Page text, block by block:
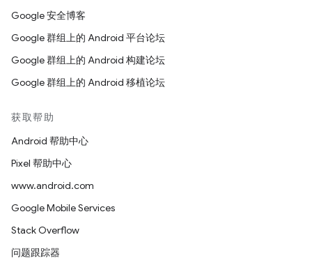
Google 安全博客
Google 群组上的 Android 平台论坛
Google 群组上的 Android 构建论坛
Google 群组上的 Android 移植论坛
获取帮助
Android 帮助中心
Pixel 帮助中心
www.android.com
Google Mobile Services
Stack Overflow
问题跟踪器